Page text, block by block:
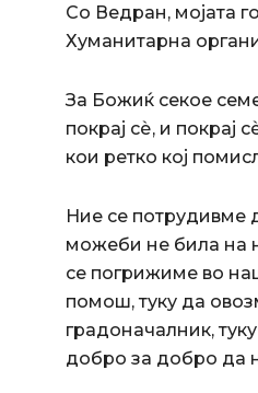
Со Ведран, мојата
Хуманитарна
За Божиќ секое
покрај сѐ, и покрај
кои ретко кој
Ние се потрудивме
можеби не била на
се погрижиме во
помош, туку да
градоначалник,
добро за добро да